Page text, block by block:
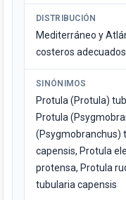
DISTRIBUCIÓN
Mediterráneo y
costeros
SINÓNIMOS
Protula (Protula)
Protula
(Psygmobranchus)
capensis, Protula
protensa, Protula
tubularia capensis